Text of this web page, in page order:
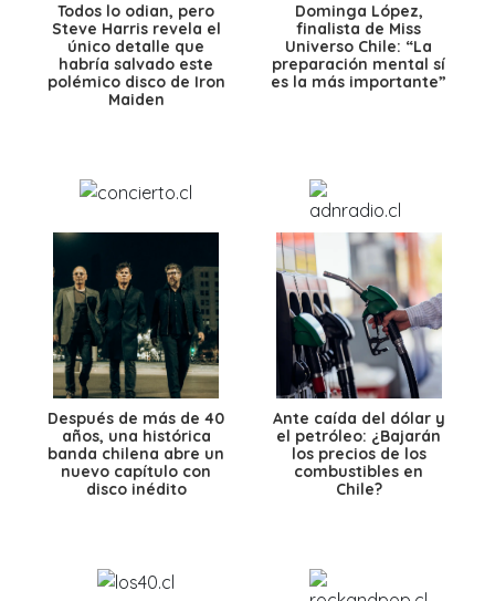
Todos lo odian, pero
Steve Harris revela el
único detalle que
habría salvado este
polémico disco de Iron
Maiden
Dominga López,
finalista de Miss
Universo Chile: “La
preparación mental sí
es la más importante”
Después de más de 40
años, una histórica
banda chilena abre un
nuevo capítulo con
disco inédito
Ante caída del dólar y
el petróleo: ¿Bajarán
los precios de los
combustibles en
Chile?